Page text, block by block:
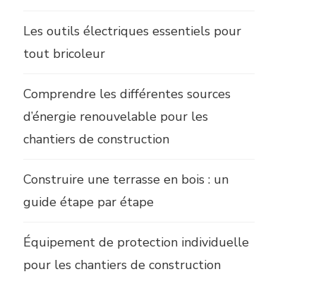
Les outils électriques essentiels pour
tout bricoleur
Comprendre les différentes sources
d’énergie renouvelable pour les
chantiers de construction
Construire une terrasse en bois : un
guide étape par étape
Équipement de protection individuelle
pour les chantiers de construction